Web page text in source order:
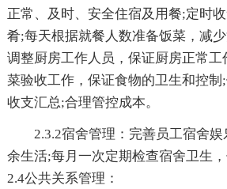
正常、及时、安全住宿及用餐;定时
肴;每天根据就餐人数准备饭菜，减
调整厨房工作人员，保证厨房正常
菜验收工作，保证食物的卫生和控
收支汇总;合理管控成本。
2.3.2宿舍管理：完善员工宿舍
余生活;每月一次定期检查宿舍卫生，
2.4公共关系管理：